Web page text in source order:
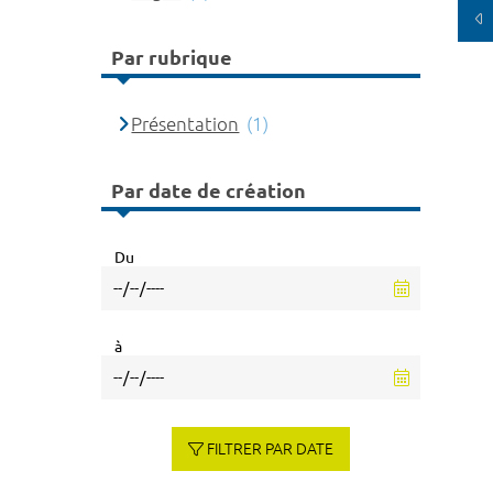
Par rubrique
Présentation (1)
Par date de création
Du
à
FILTRER PAR DATE